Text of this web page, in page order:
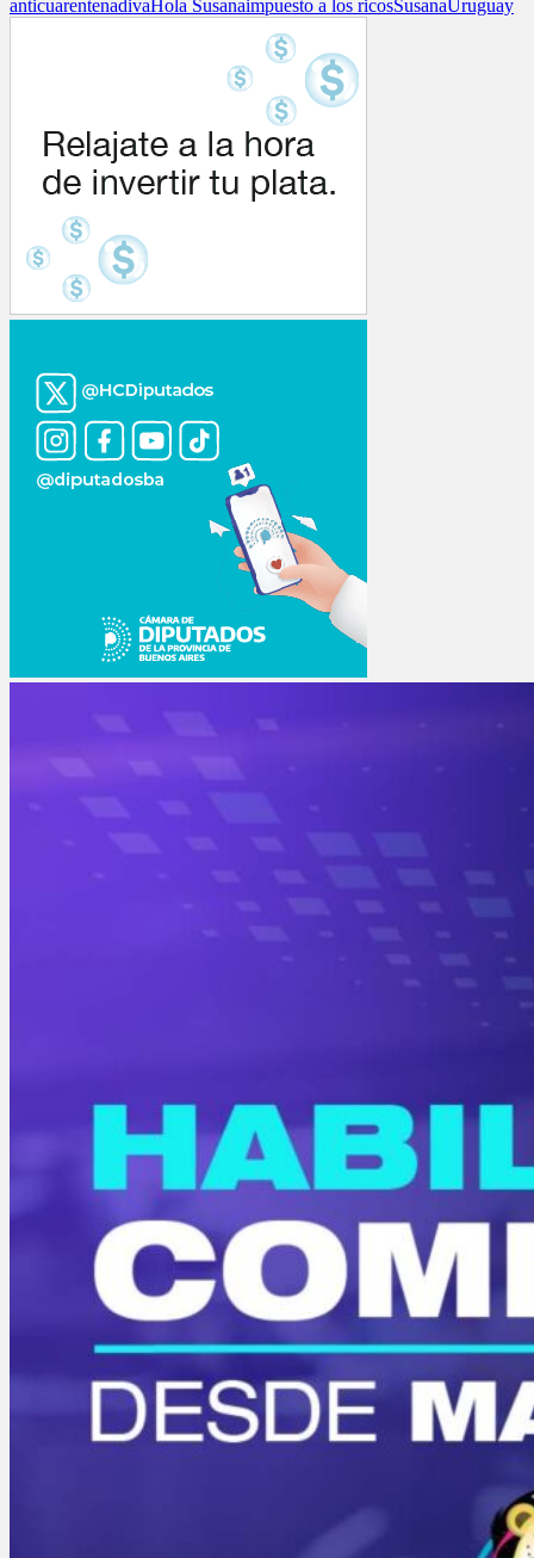
anticuarentenadiva Hola Susanaimpuesto a los ricosSusanaUruguay